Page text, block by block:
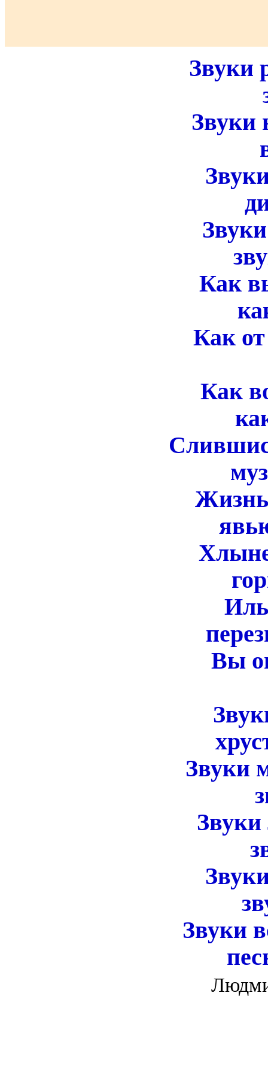
Звуки
Звуки
звуки
Как
как
Как
Как
как
явью
Вы
Звуки
звуки
Звуки
песнь